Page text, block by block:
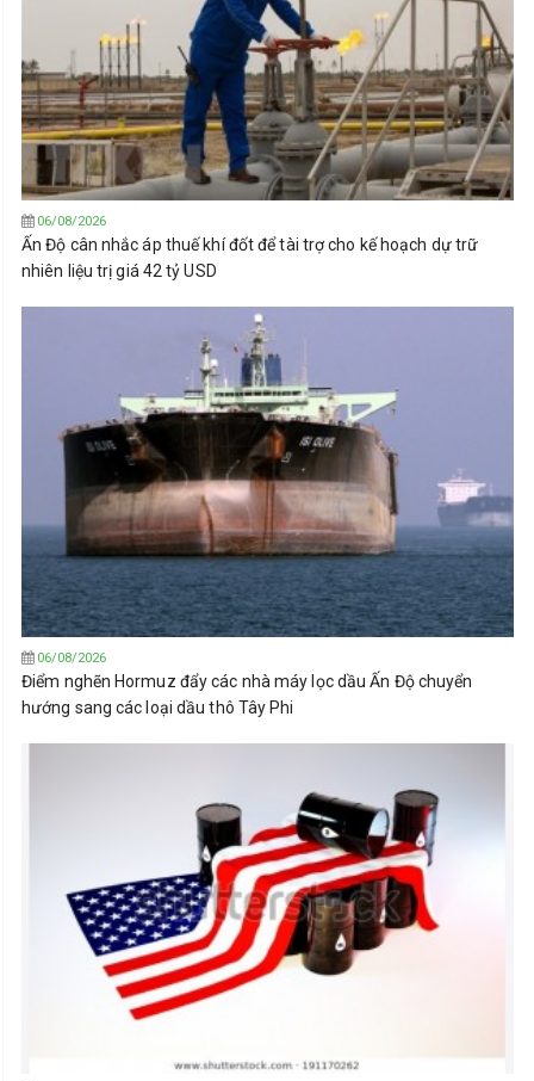
06/08/2026
Ấn Độ cân nhắc áp thuế khí đốt để tài trợ cho kế hoạch dự trữ
nhiên liệu trị giá 42 tỷ USD
06/08/2026
Điểm nghẽn Hormuz đẩy các nhà máy lọc dầu Ấn Độ chuyển
hướng sang các loại dầu thô Tây Phi